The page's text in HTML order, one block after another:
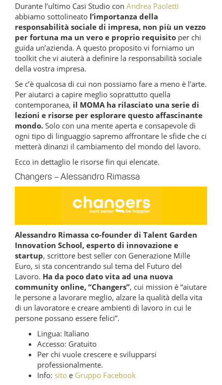
Durante l’ultimo Casi Studio con Andrea Paoletti
abbiamo sottolineato l’importanza della
responsabilità sociale di impresa, non più un vezzo
per fortuna ma un vero e proprio requisito per chi
guida un’azienda. A questo proposito vi forniamo un
toolkit che vi aiuterà a definire la responsabilità sociale
della vostra impresa.
Se c’è qualcosa di cui non possiamo fare a meno è l’arte.
Per aiutarci a capire meglio soprattutto quella
contemporanea, il MOMA ha rilasciato una serie di
lezioni e risorse per esplorare questo affascinante
mondo. Solo con una mente aperta e consapevole di
ogni tipo di linguaggio sapremo affrontare le sfide che ci
metterà dinanzi il cambiamento del mondo del lavoro.
Ecco in dettaglio le risorse fin qui elencate.
Changers – Alessandro Rimassa
Alessandro Rimassa co-founder di Talent Garden
Innovation School, esperto di innovazione e
startup, scrittore best seller con Generazione Mille
Euro, si sta concentrando sul tema del Futuro del
Lavoro. Ha da poco dato vita ad una nuova
community online, “Changers”, cui mission è “aiutare
le persone a lavorare meglio, alzare la qualità della vita
di un lavoratore e creare ambienti di lavoro in cui le
persone possano essere felici”.
Lingua: Italiano
Accesso: Gratuito
Per chi vuole crescere e svilupparsi
professionalmente.
Info: sito e Gruppo Facebook